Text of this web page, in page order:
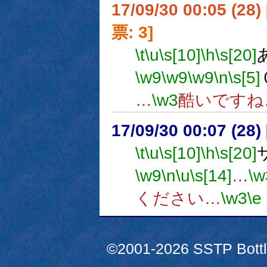
17/09/30 00:05 (28)
票: 3]
\t\u\s[10]\h\s[20]
\w9\w9\w9\n\s[5]
…\w3酷いです
17/09/30 00:07 (28)
\t\u\s[10]\h\s[20]
\w9\n\u\s[14]…
ください…\w3\e
©2001-2026 SSTP